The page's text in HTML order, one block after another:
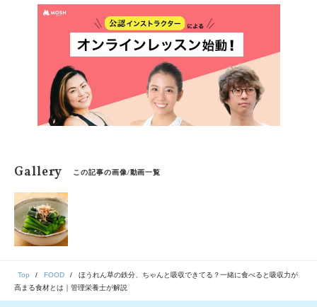
0.8mgと、1日の推奨量を満たすには心もとない量です。
特に女性は月経による鉄の損失があるため、意識的に鉄
分を補う工夫が必要になります。 この記事では、朝のゆ
で卵と一緒に食べるだけで鉄分をしっかり補える食材に
ついて、管理栄養士の視点から科学的根拠を交えてご紹
介します。
Gallery この記事の画像/動画一覧
Top FOOD
ほうれん草の鉄分、ちゃんと吸収できてる？一緒に食べると吸収力が
高まる食材とは｜管理栄養士が解説